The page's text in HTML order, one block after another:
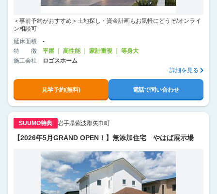
＜事前予約がおすすめ＞土地探し・資金計画もお気軽にどうぞ/オンライ
ン相談可
延床面積
-
特徴
平屋 ｜ 高性能 ｜ 家計重視 ｜ 等身大
施工会社
ロゴスホーム
詳細を見る
見学予約(無料) 電話で問い合わせ
SUUMO特典 岩手県紫波郡矢巾町
【2026年5月GRAND OPEN！】無添加住宅 やはば展示場